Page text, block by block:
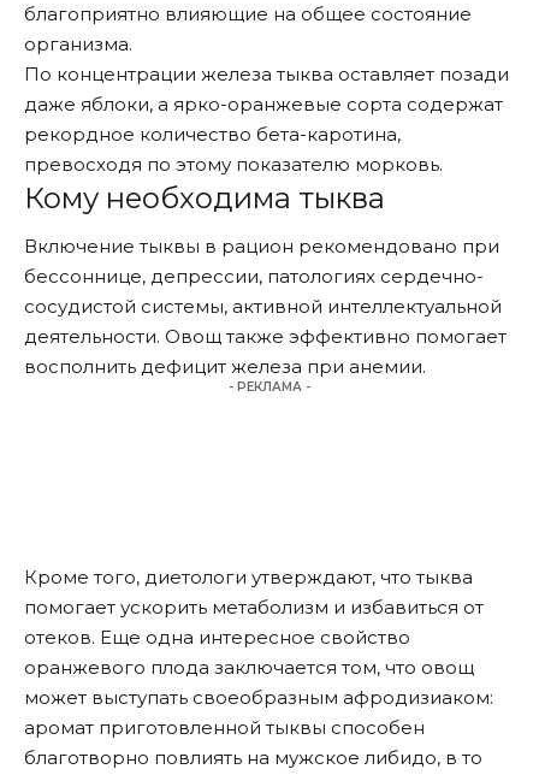
благоприятно влияющие на общее состояние
организма.
По концентрации железа тыква оставляет позади
даже яблоки, а ярко-оранжевые сорта содержат
рекордное количество бета-каротина,
превосходя по этому показателю морковь.
Кому необходима тыква
Включение тыквы в рацион рекомендовано при
бессоннице, депрессии, патологиях сердечно-
сосудистой системы, активной интеллектуальной
деятельности. Овощ также эффективно помогает
восполнить дефицит железа при анемии.
- РЕКЛАМА -
Кроме того, диетологи утверждают, что тыква
помогает ускорить метаболизм и избавиться от
отеков. Еще одна интересное свойство
оранжевого плода заключается том, что овощ
может выступать своеобразным афродизиаком:
аромат приготовленной тыквы способен
благотворно повлиять на мужское либидо, в то